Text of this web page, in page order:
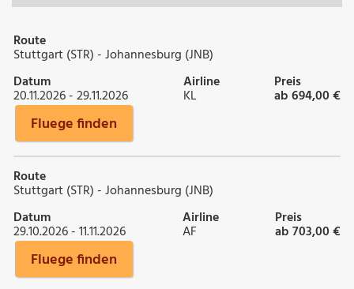
Route
Stuttgart (STR) - Johannesburg (JNB)
Datum
20.11.2026 - 29.11.2026
Airline
KL
Preis
ab 694,00 €
Fluege finden
Route
Stuttgart (STR) - Johannesburg (JNB)
Datum
29.10.2026 - 11.11.2026
Airline
AF
Preis
ab 703,00 €
Fluege finden